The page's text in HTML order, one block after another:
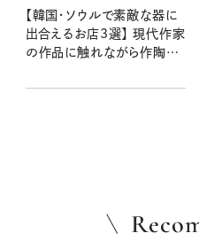
【韓国・ソウルで素敵な器に
出合えるお店3選】 現代作家
の作品に触れながら作陶体